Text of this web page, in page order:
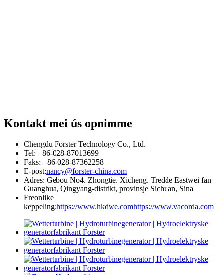
Kontakt mei ús opnimme
Chengdu Forster Technology Co., Ltd.
Tel: +86-028-87013699
Faks: +86-028-87362258
E-post:nancy@forster-china.com
Adres: Gebou No4, Zhongtie, Xicheng, Tredde Eastwei fan
Guanghua, Qingyang-distrikt, provinsje Sichuan, Sina
Freonlike
keppeling:https://www.hkdwe.comhttps://www.vacorda.com